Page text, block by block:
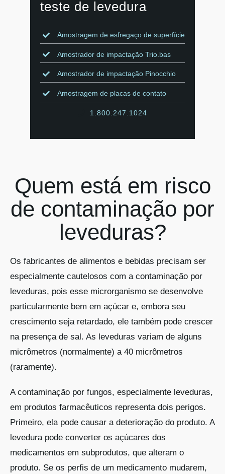
teste de levedura
Amostragem de esfregaço de superfície
Amostrador de impactação Trio.bas
Amostrador de impactação Pinocchio
Amostragem de placas de contato
1.800.247.1024
Quem está em risco
de contaminação por
leveduras?
Os fabricantes de alimentos e bebidas precisam ser
especialmente cautelosos com a contaminação por
leveduras, pois esse microrganismo se desenvolve
particularmente bem em açúcar e, embora seu
crescimento seja retardado, ele também pode crescer
na presença de sal. As leveduras variam de alguns
micrômetros (normalmente) a 40 micrômetros
(raramente).
A contaminação por fungos, especialmente leveduras,
em produtos farmacêuticos representa dois perigos.
Primeiro, ela pode causar a deterioração do produto. A
levedura pode converter os açúcares dos
medicamentos em subprodutos, que alteram o
produto. Se os perfis de um medicamento mudarem,